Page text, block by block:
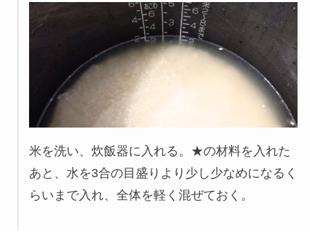
米を洗い、炊飯器に入れる。★の材料を入れた
あと、水を3合の目盛りより少し少なめになるく
らいまで入れ、全体を軽く混ぜておく。